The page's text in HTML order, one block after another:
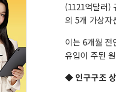
(1121억달러)
의 5개 가상자
이는 6개월 전
유입이 주된
◆ 인구구조